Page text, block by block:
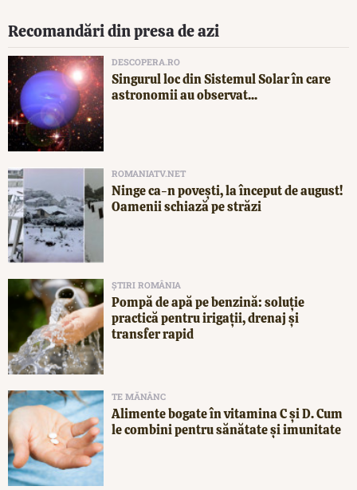
Recomandări din presa de azi
DESCOPERA.RO
Singurul loc din Sistemul Solar în care
astronomii au observat...
ROMANIATV.NET
Ninge ca-n povești, la început de august!
Oamenii schiază pe străzi
ȘTIRI ROMÂNIA
Pompă de apă pe benzină: soluție
practică pentru irigații, drenaj și
transfer rapid
TE MĂNÂNC
Alimente bogate în vitamina C și D. Cum
le combini pentru sănătate și imunitate